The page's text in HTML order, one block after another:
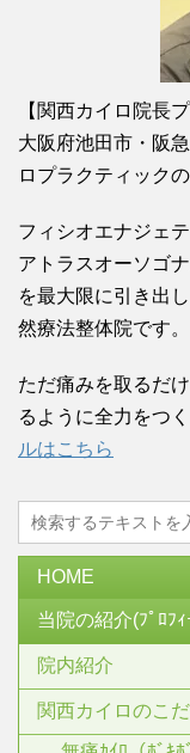
【関西カイロ院長
大阪府池田市・阪
ロプラクティック
フィシオエナジェ
アトラスオーソゴ
を最大限に引き出
然療法整体院です。
ただ痛みを取るだ
るように全力をつ
ルはこちら
HOME
当院の紹介(ﾌﾟﾛﾌｨ
院内紹介
関西カイロのこ